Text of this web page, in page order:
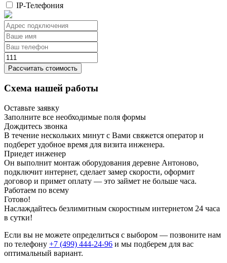
IP-Телефония
Рассчитать стоимость
Схема нашей работы
Оставьте заявку
Заполните все необходимые поля формы
Дождитесь звонка
В течение нескольких минут с Вами свяжется оператор и
подберет удобное время для визита инженера.
Приедет инженер
Он выполнит монтаж оборудования деревне Антоново,
подключит интернет, сделает замер скорости, оформит
договор и примет оплату — это займет не больше часа.
Работаем по всему
Готово!
Наслаждайтесь безлимитным скоростным интернетом 24 часа
в сутки!
Если вы не можете определиться с выбором — позвоните нам
по телефону +7 (499) 444-24-96 и мы подберем для вас
оптимальный вариант.